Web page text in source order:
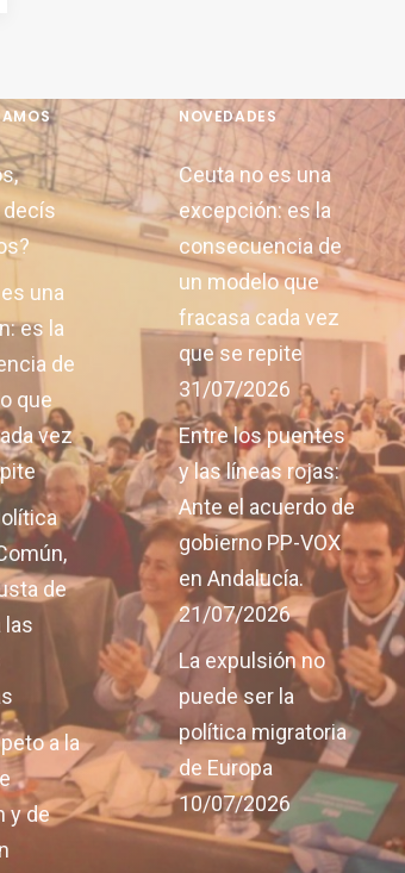
una
es la
de
que
vez
de
las
a la
y de
NOVEDADES
Ceuta no es una
excepción: es la
consecuencia de
un modelo que
fracasa cada vez
que se repite
31/07/2026
Entre los puentes
y las líneas rojas:
Ante el acuerdo de
gobierno PP-VOX
en Andalucía.
21/07/2026
La expulsión no
puede ser la
política migratoria
de Europa
10/07/2026